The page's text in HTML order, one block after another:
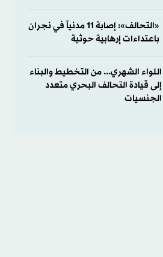
«التحالف»: إصابة 11 مدنياً في نجران
باعتداءات إرهابية حوثية
اللواء الشهري... من التخطيط والبناء
إلى قيادة التحالف البحري متعدد
الجنسيات